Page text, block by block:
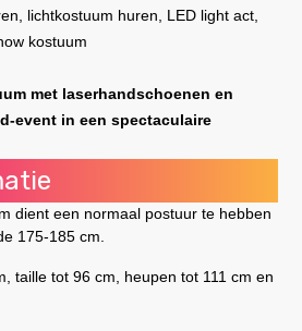
lichtkostuum huren, LED light act,
kostuum
met laserhandschoenen en
event in een spectaculaire
dient een normaal postuur te hebben
175-185 cm.
taille tot 96 cm, heupen tot 111 cm en